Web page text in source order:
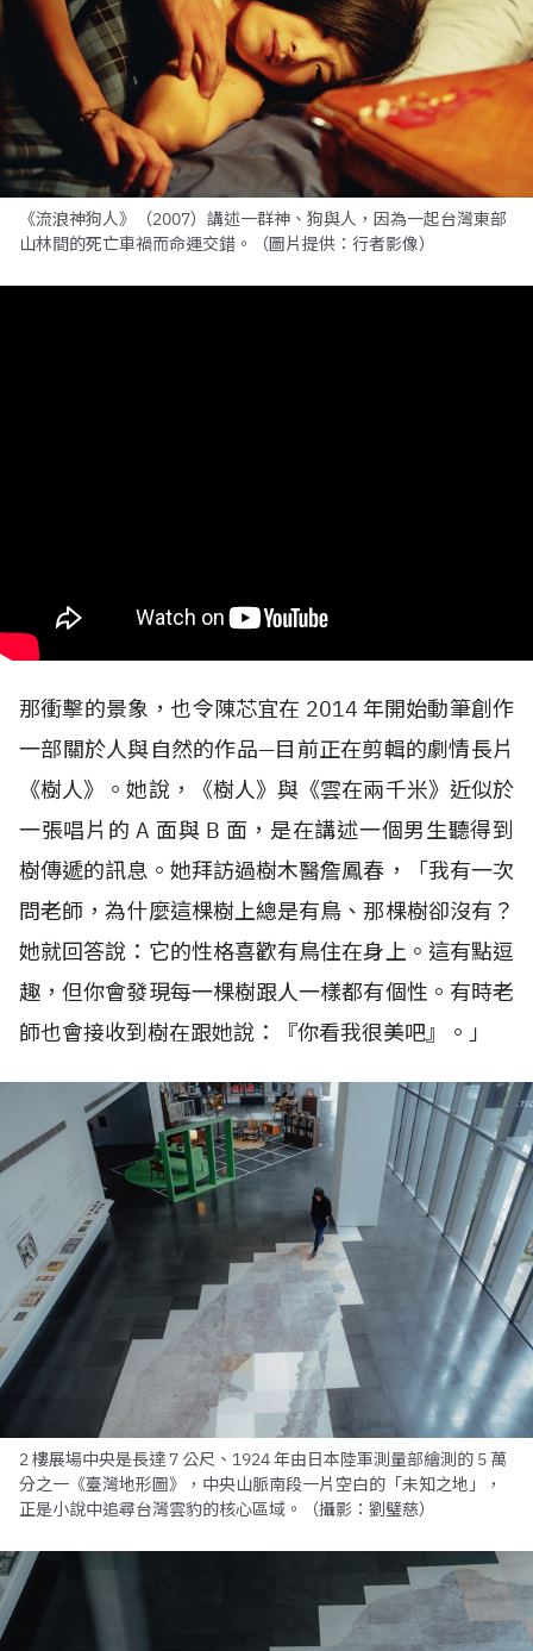
《流浪神狗人》（2007）講述一群神、狗與人，因為一起台灣東部
山林間的死亡車禍而命運交錯。（圖片提供：行者影像）
那衝擊的景象，也令陳芯宜在 2014 年開始動筆創作
一部關於人與自然的作品—目前正在剪輯的劇情長片
《樹人》。她說，《樹人》與《雲在兩千米》近似於
一張唱片的A 面與 B 面，是在講述一個男生聽得到
樹傳遞的訊息。她拜訪過樹木醫詹鳳春，「我有一次
問老師，為什麼這棵樹上總是有鳥、那棵樹卻沒有？
她就回答說：它的性格喜歡有鳥住在身上。這有點逗
趣，但你會發現每一棵樹跟人一樣都有個性。有時老
師也會接收到樹在跟她說：『你看我很美吧』。」
2 樓展場中央是長達 7 公尺、1924 年由日本陸軍測量部繪測的 5 萬
分之一《臺灣地形圖》，中央山脈南段一片空白的「未知之地」，
正是小說中追尋台灣雲豹的核心區域。（攝影：劉璧慈）